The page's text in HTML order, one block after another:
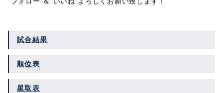
試合結果
順位表
星取表